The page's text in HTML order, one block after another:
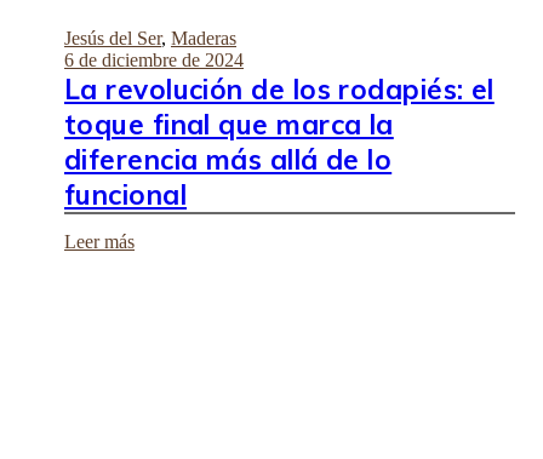
Jesús del Ser, Maderas
6 de diciembre de 2024
La revolución de los rodapiés: el
toque final que marca la
diferencia más allá de lo
funcional
Leer más